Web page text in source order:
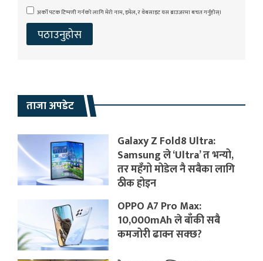
अर्को पटक टिप्पणी गर्नको लागि मेरो नाम, इमेल, र वेबसाइट यस ब्राउजरमा बचत गर्नुहोस्।
ताजा अपडेट
Galaxy Z Fold8 Ultra:
Samsung ले ‘Ultra’ त भन्यो,
तर महँगो मोडेल नै सबैका लागि
ठीक होइन
OPPO A7 Pro Max:
10,000mAh ले बाँकी सबै
कमजोरी ढाक्न सक्छ?